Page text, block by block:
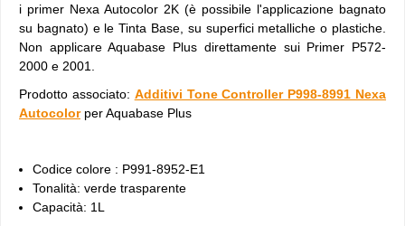
i primer Nexa Autocolor 2K (è possibile l'applicazione bagnato
su bagnato) e le Tinta Base, su superfici metalliche o plastiche.
Non applicare Aquabase Plus direttamente sui Primer P572-
2000 e 2001.
Prodotto associato: Additivi Tone Controller P998-8991 Nexa
Autocolorper Aquabase Plus
Codice colore : P991-8952-E1
Tonalità: verde trasparente
Capacità: 1L